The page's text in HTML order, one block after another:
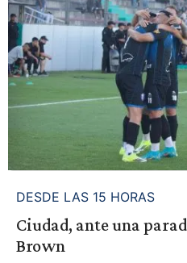
DESDE LAS 15 HORAS
Ciudad, ante una
Brown